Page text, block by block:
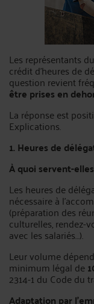
Les représentants
crédit d’heures de
question revient
être prises en
La réponse est
Explications.
1. Heures de
À quoi servent-
Les heures de
nécessaire à
(préparation des
culturelles, rendez-
avec les salariés…).
Leur volume
minimum légal de
2314-1 du Code du
Adaptation par